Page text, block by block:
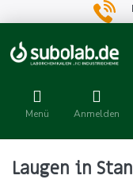
Menü Anmelden
Laugen in